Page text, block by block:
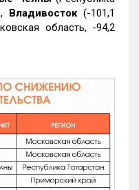
Владивосток(-101,1
область, -94,2